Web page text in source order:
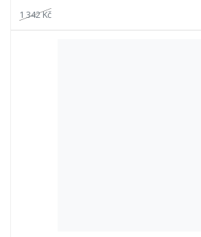
1 342 Kč